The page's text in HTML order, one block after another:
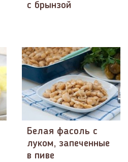
с брынзой
Белая фасоль с
луком, запеченные
в пиве